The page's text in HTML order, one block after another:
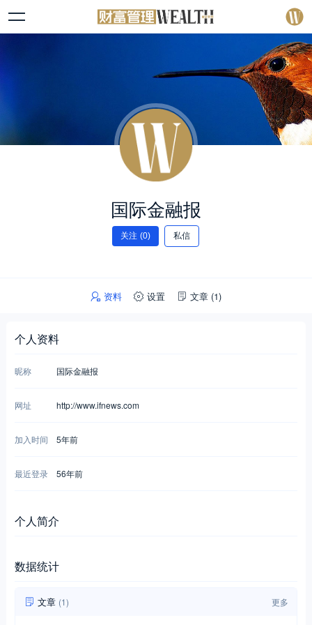
国际金融报
关注 (0) 私信
资料 设置 文章 (1)
个人资料
昵称 国际金融报
网址 http://www.ifnews.com
加入时间 5年前
最近登录 56年前
个人简介
数据统计
文章 (1) 更多